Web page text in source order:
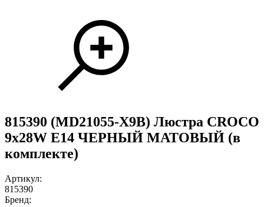
815390 (MD21055-X9B) Люстра CROCO
9х28W E14 ЧЕРНЫЙ МАТОВЫЙ (в
комплекте)
Артикул:
815390
Бренд: